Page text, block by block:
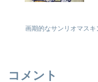
画期的なサンリオマスキ
コメント